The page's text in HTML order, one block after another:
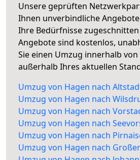
Unsere geprüften
Ihnen unverbindliche
Ihre Bedürfnisse
Angebote sind kostenlos,
Sie einen Umzug innerhalb
außerhalb Ihres aktuellen
Umzug von Hagen nach
Umzug von Hagen nach
Umzug von Hagen nach
Umzug von Hagen nach
Umzug von Hagen nach
Umzug von Hagen nach